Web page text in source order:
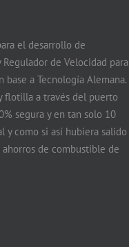
el desarrollo de
de Velocidad para
base a Tecnología Alemana.
flotilla a través del puerto
segura y en tan solo 10
y como si así hubiera salido
de combustible de